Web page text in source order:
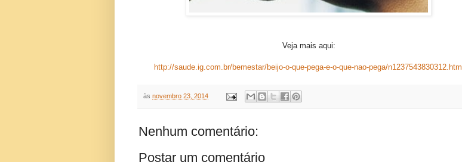
Veja mais aqui:
http://saude.ig.com.br/bemestar/beijo-o-que-pega-e-o-que-nao-pega/n1237543830312.html
às novembro 23, 2014
Nenhum comentário:
Postar um comentário